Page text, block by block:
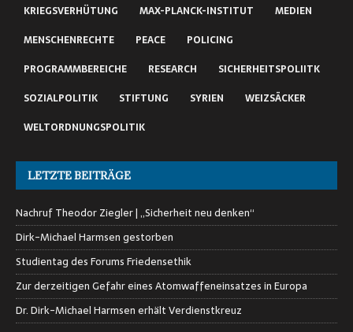
KRIEGSVERHÜTUNG
MAX-PLANCK-INSTITUT
MEDIEN
MENSCHENRECHTE
PEACE
POLICING
PROGRAMMBEREICHE
RESEARCH
SICHERHEITSPOLIITK
SOZIALPOLITIK
STIFTUNG SYRIEN
WEIZSÄCKER
WELTORDNUNGSPOLITIK
LETZTE BEITRÄGE
Nachruf Theodor Ziegler | „Sicherheit neu denken“
Dirk-Michael Harmsen gestorben
Studientag des Forums Friedensethik
Zur derzeitigen Gefahr eines Atomwaffeneinsatzes in Europa
Dr. Dirk-Michael Harmsen erhält Verdienstkreuz